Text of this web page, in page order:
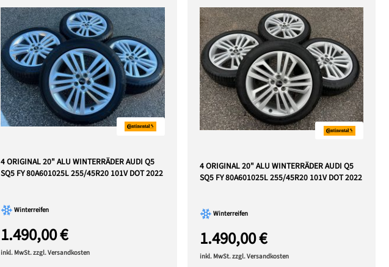
4 ORIGINAL 20" ALU WINTERRÄDER AUDI Q5
SQ5 FY 80A601025L 255/45R20 101V DOT 2022
Winterreifen
1.490,00 €
inkl. MwSt. zzgl. Versandkosten
4 ORIGINAL 20" ALU WINTERRÄDER AUDI Q5
SQ5 FY 80A601025L 255/45R20 101V DOT 2022
Winterreifen
1.490,00 €
inkl. MwSt. zzgl. Versandkosten